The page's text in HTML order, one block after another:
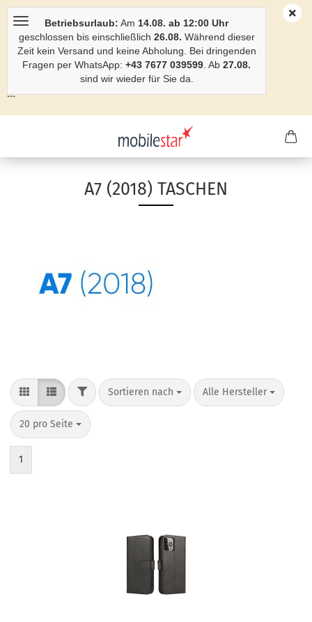
Betriebsurlaub: Am 14.08. ab 12:00 Uhr
geschlossen bis einschließlich 26.08. Während dieser
Zeit kein Versand und keine Abholung. Bei dringenden
Fragen per WhatsApp: +43 7677 039599 . Ab 27.08.
sind wir wieder für Sie da.
```
A7 (2018) TASCHEN
Sortieren nach Alle Hersteller
20 pro Seite
1